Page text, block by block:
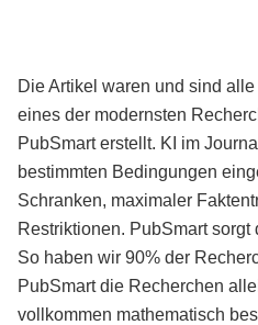
Die Artikel waren und sind
eines der modernsten
PubSmart erstellt. KI im
bestimmten Bedingungen
Schranken, maximaler
Restriktionen. PubSmart sorgt
So haben wir 90% der
PubSmart die Recherchen
vollkommen mathematisch